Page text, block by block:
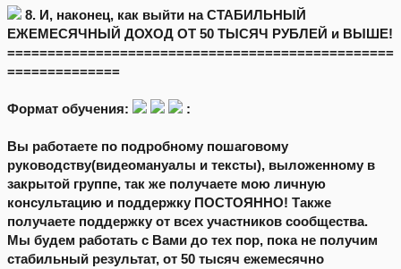
8. И, наконец, как выйти на СТАБИЛЬНЫЙ
ЕЖЕМЕСЯЧНЫЙ ДОХОД ОТ 50 ТЫСЯЧ РУБЛЕЙ и ВЫШЕ!
================================================
==============
Формат обучения: :
Вы работаете по подробному пошаговому
руководству(видеомануалы и тексты), выложенному в
закрытой группе, так же получаете мою личную
консультацию и поддержку ПОСТОЯННО! Также
получаете поддержку от всех участников сообщества.
Мы будем работать с Вами до тех пор, пока не получим
стабильный результат, от 50 тысяч ежемесячно